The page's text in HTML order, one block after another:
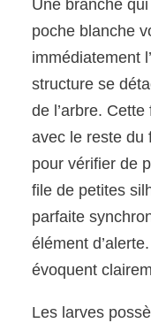
Une branche
poche blanche
immédiatement
structure se
de l’arbre.
avec le reste du
pour vérifier de
file de petites
parfaite
élément
évoquent
Les larves